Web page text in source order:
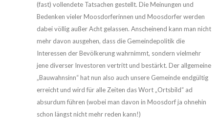
(fast) vollendete Tatsachen gestellt. Die Meinungen und
Bedenken vieler Moosdorferinnen und Moosdorfer werden
dabei völlig außer Acht gelassen. Anscheinend kann man nicht
mehr davon ausgehen, dass die Gemeindepolitik die
Interessen der Bevölkerung wahrnimmt, sondern vielmehr
jene diverser Investoren vertritt und bestärkt. Der allgemeine
„Bauwahnsinn“ hat nun also auch unsere Gemeinde endgültig
erreicht und wird für alle Zeiten das Wort „Ortsbild“ ad
absurdum führen (wobei man davon in Moosdorf ja ohnehin
schon längst nicht mehr reden kann!)